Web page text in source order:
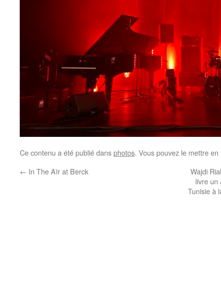
Ce contenu a été publié dansphotos. Vous pouvez le mettre
← In The Aïr at Berck
Wajdi
livre un
Tunisie à